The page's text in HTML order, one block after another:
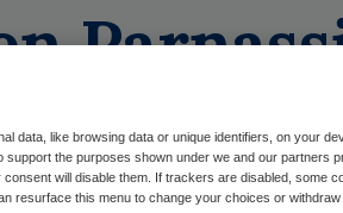
failliet
data, like browsing data or unique identifiers, on your
support the purposes shown under we and our partners
will disable them. If trackers are disabled, some
resurface this menu to change your choices or